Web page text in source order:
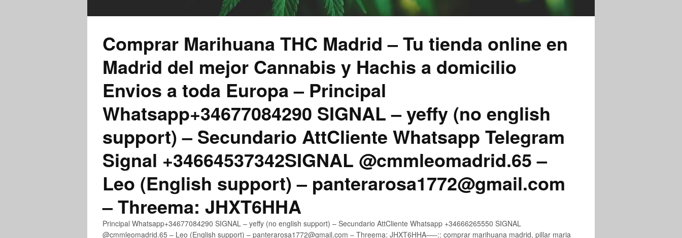
Comprar Marihuana THC Madrid – Tu tienda online en
Madrid del mejor Cannabis y Hachis a domicilio
Envios a toda Europa – Principal
Whatsapp+34677084290 SIGNAL – yeffy (no english
support) – Secundario AttCliente Whatsapp Telegram
Signal +34664537342SIGNAL @cmmleomadrid.65 –
Leo (English support) – panterarosa1772@gmail.com
– Threema: JHXT6HHA
Principal Whatsapp+34677084290 SIGNAL – yeffy (no english support) – Secundario AttCliente Whatsapp +34666265550 SIGNAL
@cmmleomadrid.65 – Leo (English support) – panterarosa1772@gmail.com – Threema: JHXT6HHA—–:: comprar marihuana madrid, pillar maria